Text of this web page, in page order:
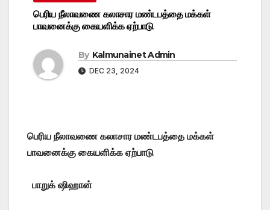
பெரிய நீலாவணை கலாசார மண்டபத்தை மக்கள்
பாவனைக்கு கையளிக்க ஏற்பாடு
By Kalmunainet Admin
DEC 23, 2024
பெரிய நீலாவணை கலாசார மண்டபத்தை மக்கள்
பாவனைக்கு கையளிக்க ஏற்பாடு
பாறுக் ஷிஹான்